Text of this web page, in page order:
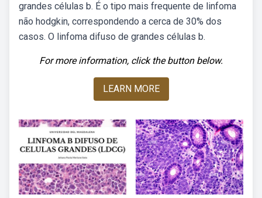
grandes células b. É o tipo mais frequente de linfoma
não hodgkin, correspondendo a cerca de 30% dos
casos. O linfoma difuso de grandes células b.
For more information, click the button below.
LEARN MORE